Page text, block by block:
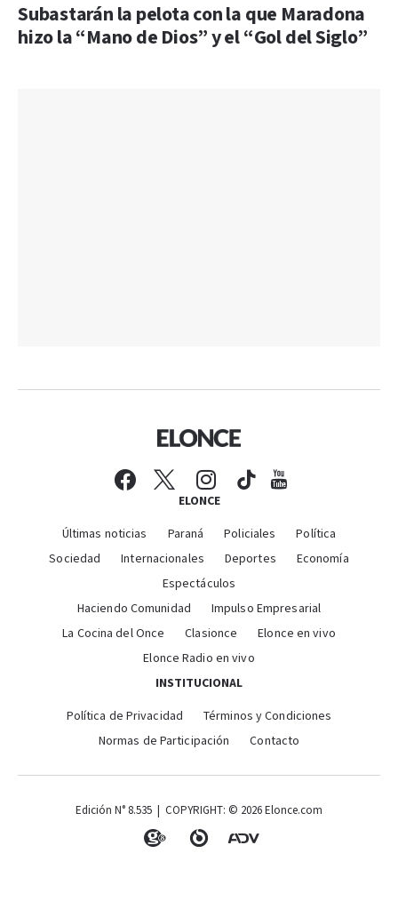
Subastarán la pelota con la que Maradona
hizo la “Mano de Dios” y el “Gol del Siglo”
ELONCE
Últimas noticias Paraná Policiales
Política
Sociedad
Internacionales Deportes
Economía
Espectáculos
Haciendo Comunidad
Impulso Empresarial
La Cocina del Once
Clasionce
Elonce en vivo
Elonce Radio en vivo
INSTITUCIONAL
Política de Privacidad
Términos y Condiciones
Normas de Participación
Contacto
Edición N° 8.535 | COPYRIGHT: © 2026 Elonce.com